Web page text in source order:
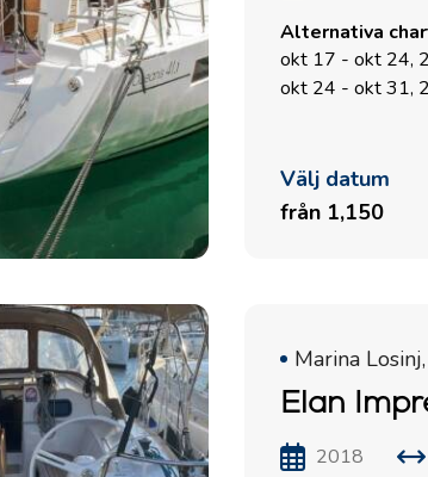
Alternativa
okt 17 - okt 24,
okt 24 - okt 31,
Välj datum
från 1,150
Marina
Elan
2018